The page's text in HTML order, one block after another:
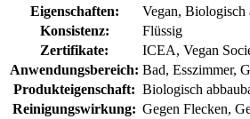
Eigenschaften:
Vegan, Biologisch
Konsistenz:
Flüssig
Zertifikate:
ICEA, Vegan
Anwendungsbereich: Bad, Esszimmer,
Produkteigenschaft: Biologisch
Reinigungswirkung: Gegen Flecken,